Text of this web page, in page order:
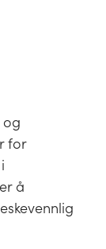
og
for
å